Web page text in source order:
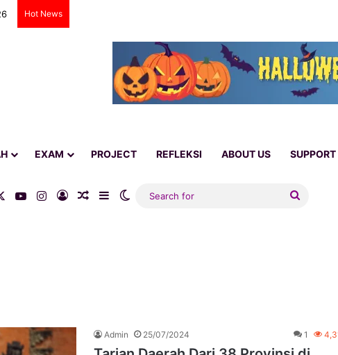
Hot News
EXAM PROJECT REFLEKSI ABOUT US SUPPORT
YouTubeInstagram
Log InRandom Article
SidebarSwitch skin
Search
Admin 25/07/2024 1